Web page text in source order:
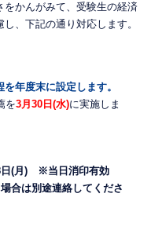
かんがみて、受験生の経済
、下記の通り対応します。
年度末に設定します。
を3月30日(水)に実施しま
日(月) ※当日消印有効
合は別途連絡してくださ